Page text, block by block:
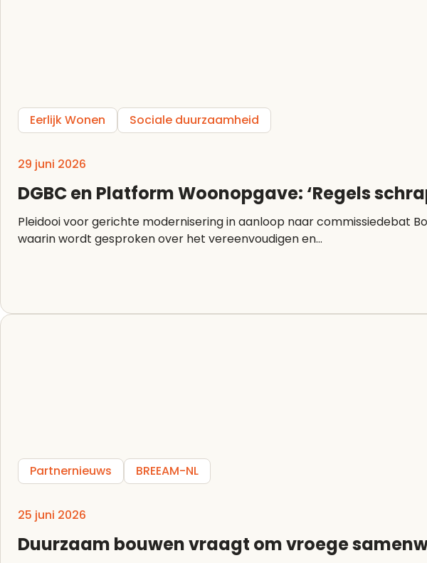
Eerlijk Wonen Sociale duurzaamheid
29 juni 2026
DGBC en Platform Woonopgave: ‘Regels
Pleidooi voor gerichte modernisering in aanloop naar commissiedebat Bouwregelgeving Op woensdag 1 juli vindt het
waarin wordt gesproken over het vereenvoudigen en...
Partnernieuws BREEAM-NL
25 juni 2026
Duurzaam bouwen vraagt om vroege